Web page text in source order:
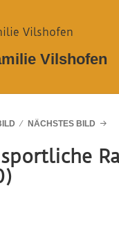
Vilshofen
NÄCHSTES BILD